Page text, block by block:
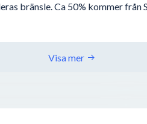
bränsle. Ca 50% kommer
Visa mer